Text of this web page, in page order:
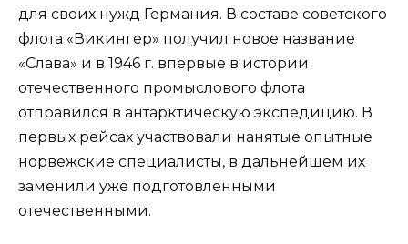
для своих нужд Германия. В составе советского
флота «Викингер» получил новое название
«Слава» и в 1946 г. впервые в истории
отечественного промыслового флота
отправился в антарктическую экспедицию. В
первых рейсах участвовали нанятые опытные
норвежские специалисты, в дальнейшем их
заменили уже подготовленными
отечественными.